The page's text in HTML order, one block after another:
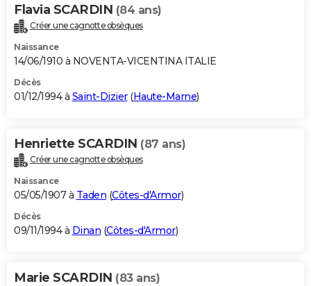
Flavia SCARDIN (84 ans)
Créer une cagnotte obsèques
Naissance
14/06/1910 à NOVENTA-VICENTINA ITALIE
Décès
01/12/1994 à Saint-Dizier(Haute-Marne)
Henriette SCARDIN (87 ans)
Créer une cagnotte obsèques
Naissance
05/05/1907 à Taden (Côtes-d'Armor)
Décès
09/11/1994 à Dinan (Côtes-d'Armor)
Marie SCARDIN (83 ans)